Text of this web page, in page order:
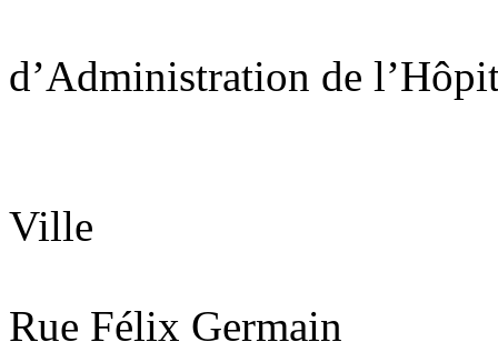
d’Administration de
Ville
Rue Félix Germain